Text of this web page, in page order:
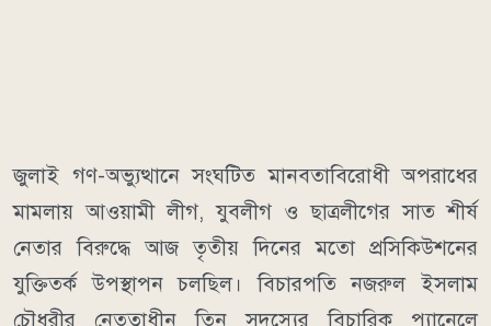
জুলাই গণ-অভ্যুত্থানে সংঘটিত মানবতাবিরোধী অপরাধের
মামলায় আওয়ামী লীগ, যুবলীগ ও ছাত্রলীগের সাত শীর্ষ
নেতার বিরুদ্ধে আজ তৃতীয় দিনের মতো প্রসিকিউশনের
যুক্তিতর্ক উপস্থাপন চলছিল। বিচারপতি নজরুল ইসলাম
চৌধুরীর নেতৃত্বাধীন তিন সদস্যের বিচারিক প্যানেলে